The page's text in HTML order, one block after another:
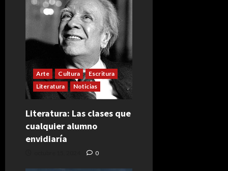
Arte Cultura
Escritura
Literatura
Noticias
Literatura: Las clases que
cualquier alumno
envidiaría
0